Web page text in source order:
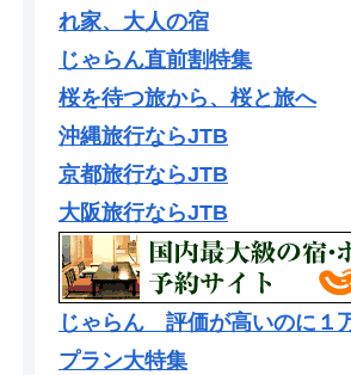
れ家、大人の宿
じゃらん直前割特集
桜を待つ旅から、桜と旅へ
沖縄旅行ならJTB
京都旅行ならJTB
大阪旅行ならJTB
じゃらん 評価が高いのに１
プラン大特集